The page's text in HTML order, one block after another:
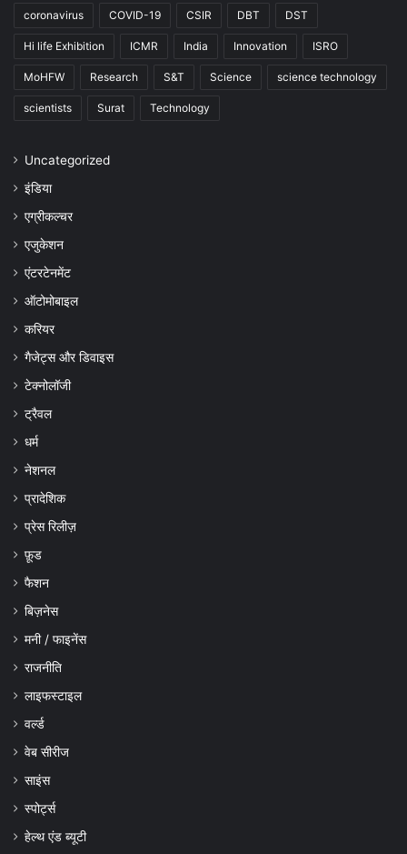
coronavirus COVID-19 CSIR DBT DST
Hi life Exhibition ICMR India Innovation ISRO
MoHFW Research S&T Science science technology
scientists Surat Technology
Uncategorized
इंडिया
एग्रीकल्चर
एजुकेशन
एंटरटेनमेंट
ऑटोमोबाइल
करियर
गैजेट्स और डिवाइस
टेक्नोलॉजी
ट्रैवल
धर्म
नेशनल
प्रादेशिक
प्रेस रिलीज़
फ़ूड
फैशन
बिज़नेस
मनी / फाइनेंस
राजनीति
लाइफस्टाइल
वर्ल्ड
वेब सीरीज
साइंस
स्पोर्ट्स
हेल्थ एंड ब्यूटी